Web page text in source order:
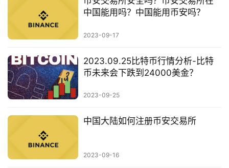
中国能用吗？中国能用币安吗？
2023-09-17
2023.09.25比特币行情分析-比特
币未来会下跌到24000美金？
2023-09-25
中国大陆如何注册币安交易所
2023-09-16